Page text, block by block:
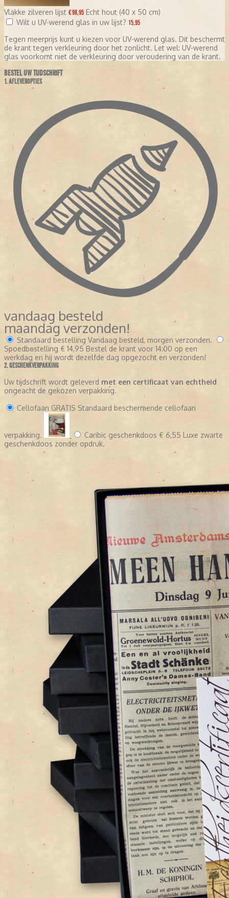
Vlakke zilveren lijst € 98,95 Echt hout (40 x 50 cm)
Wilt u UV-werend glas in uw lijst? 15,95
Tegen meerprijs kunt u kiezen voor UV-werend glas. Dit beschermt
de krant tegen verkleuring door het zonlicht. Let wel: UV-werend
glas voorkomt niet de verkleuring door veroudering van de krant.
BESTEL UW TIJDSCHRIFT
1. AFLEVEROPTIES
vandaag besteld
maandag verzonden!
Standaard bestelling Vandaag besteld, morgen verzonden.
Spoedbestelling € 14,95 Bestel de krant voor 14:00 op een
werkdag en hij wordt dezelfde dag opgezocht en verzonden!
2. GESCHENKVERPAKKING
Uw tijdschrift wordt geleverd met een certificaat van echtheid
ongeacht de gekozen verpakking.
Cellofaan GRATIS Standaard beschermende cellofaan
verpakking. Caribic geschenkdoos € 6,55 Luxe zwarte
geschenkdoos zonder opdruk.